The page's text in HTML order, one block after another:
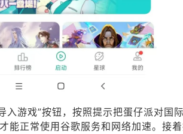
入游戏”按钮，按照提示把蛋仔派对国
正常使用谷歌服务和网络加速。接